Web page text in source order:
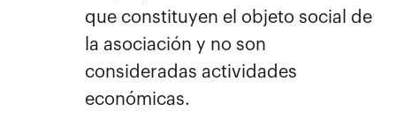
que constituyen el objeto social de
la asociación y no son
consideradas actividades
económicas.